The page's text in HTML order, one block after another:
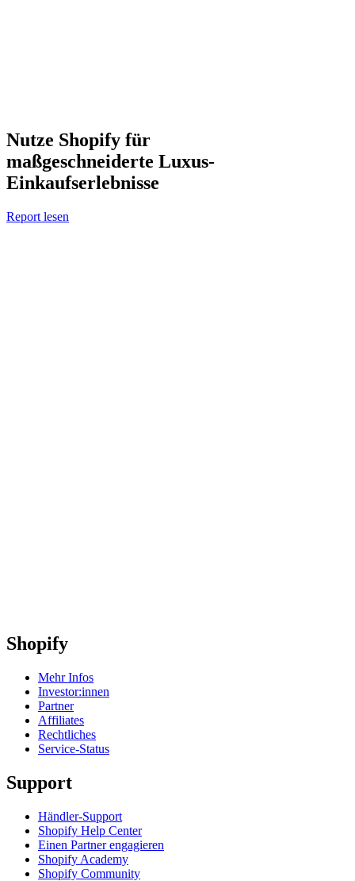
Nutze Shopify für
maßgeschneiderte Luxus-
Einkaufserlebnisse
Report lesen
Shopify
Mehr Infos
Investor:innen
Partner
Affiliates
Rechtliches
Service-Status
Support
Händler-Support
Shopify Help Center
Einen Partner engagieren
Shopify Academy
Shopify Community